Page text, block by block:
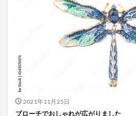
2021年11月25日
ブローチでおしゃれが広がりました